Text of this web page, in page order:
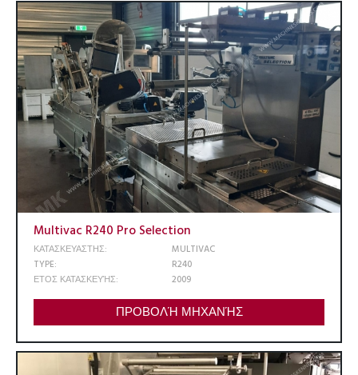
Multivac R240 Pro Selection
ΚΑΤΑΣΚΕΥΑΣΤΗΣ:
MULTIVAC
TYPE:
R240
ΕΤΟΣ ΚΑΤΑΣΚΕΥΉΣ:
2009
ΠΡΟΒΟΛΉ ΜΗΧΑΝΉΣ